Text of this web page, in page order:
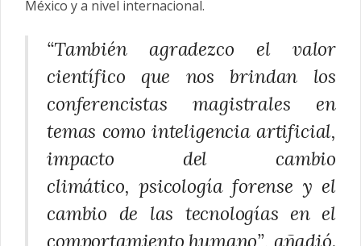
México y a nivel internacional.
“También agradezco el valor
científico que nos brindan los
conferencistas magistrales en
temas como inteligencia artificial,
impacto del cambio
climático,psicologíaforense y el
cambio de las tecnologías en el
comportamiento humano”, añadió.